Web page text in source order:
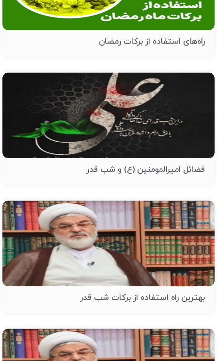
راه‌های استفاده از برکات رمضان
فضائل امیرالمومنین (ع) و شب قدر
بهترین راه استفاده از برکات شب قدر